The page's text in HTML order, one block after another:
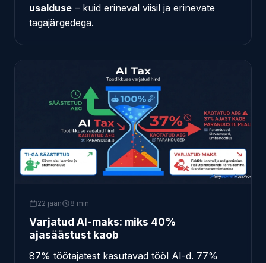
usalduse – kuid erineval viisil ja erinevate
tagajärgedega.
22 jaan 8 min
Varjatud AI-maks: miks 40%
ajasäästust kaob
87% töötajatest kasutavad tööl AI-d. 77%